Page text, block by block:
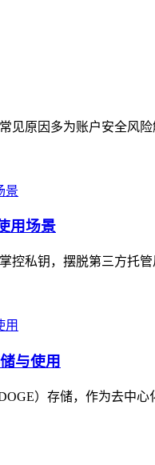
见原因多为账户安全风
用场景
控私钥，摆脱第三方托
与使用
）存储，作为去中